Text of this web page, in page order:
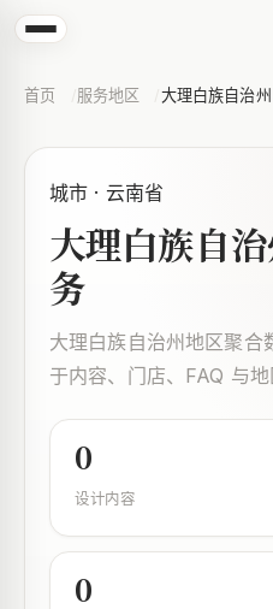
首页 服务地区 大理白族自治州
城市 · 云南省
大理白族自
务
大理白族自治州地区聚合
于内容、门店、FAQ 与地
0
设计内容
0